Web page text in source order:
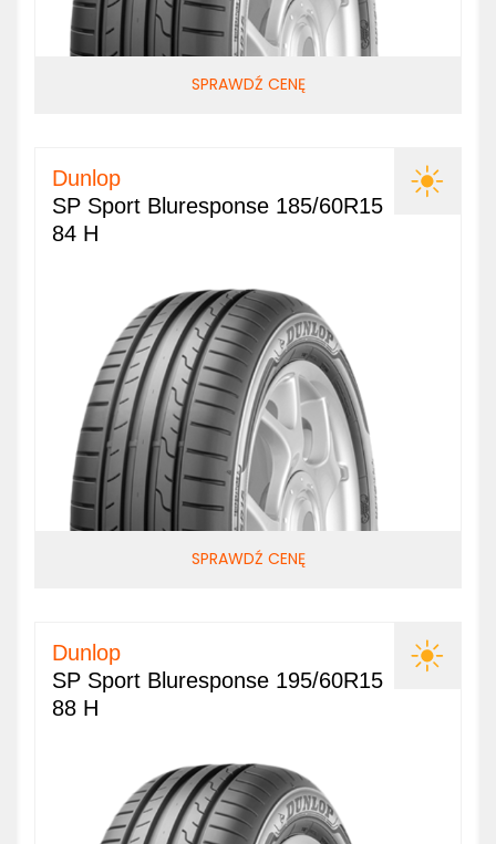
SPRAWDŹ CENĘ
Dunlop
SP Sport Bluresponse 185/60R15
84 H
SPRAWDŹ CENĘ
Dunlop
SP Sport Bluresponse 195/60R15
88 H